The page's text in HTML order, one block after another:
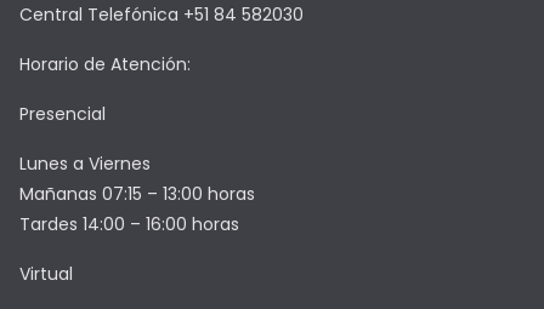
Central Telefónica +51 84 582030
Horario de Atención:
Presencial
Lunes a Viernes
Mañanas 07:15 – 13:00 horas
Tardes 14:00 – 16:00 horas
Virtual